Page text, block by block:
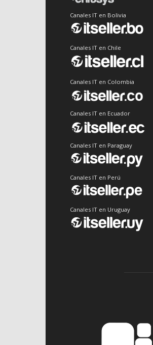
Canales IT en Bolivia
Canales IT en Chile
Canales IT en Colombia
Canales IT en Ecuador
Canales IT en Paraguay
Canales IT en Perú
Canales IT en Uruguay